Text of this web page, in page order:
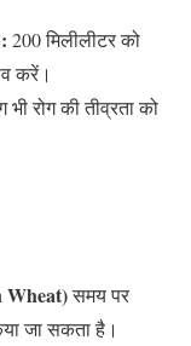
200 मिलीलीटर को
करें।
रोग की तीव्रता को
Wheat)समय पर
जा सकता है।